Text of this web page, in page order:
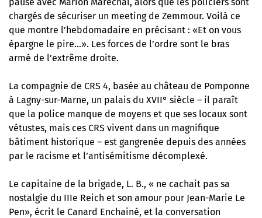
chargés de sécuriser un meeting de Zemmour. Voilà ce
que montre l’hebdomadaire en précisant : «Et on vous
épargne le pire…». Les forces de l’ordre sont le bras
armé de l’extrême droite.
La compagnie de CRS 4, basée au château de Pomponne
à Lagny-sur-Marne, un palais du XVII° siècle – il paraît
que la police manque de moyens et que ses locaux sont
vétustes, mais ces CRS vivent dans un magnifique
bâtiment historique – est gangrenée depuis des années
par le racisme et l’antisémitisme décomplexé.
Le capitaine de la brigade, L. B., « ne cachait pas sa
nostalgie du IIIe Reich et son amour pour Jean-Marie Le
Pen», écrit le Canard Enchainé, et la conversation